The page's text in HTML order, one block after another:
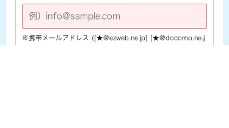
※携帯メールアドレス ([★@ezweb.ne.jp] [★@docomo.ne.j